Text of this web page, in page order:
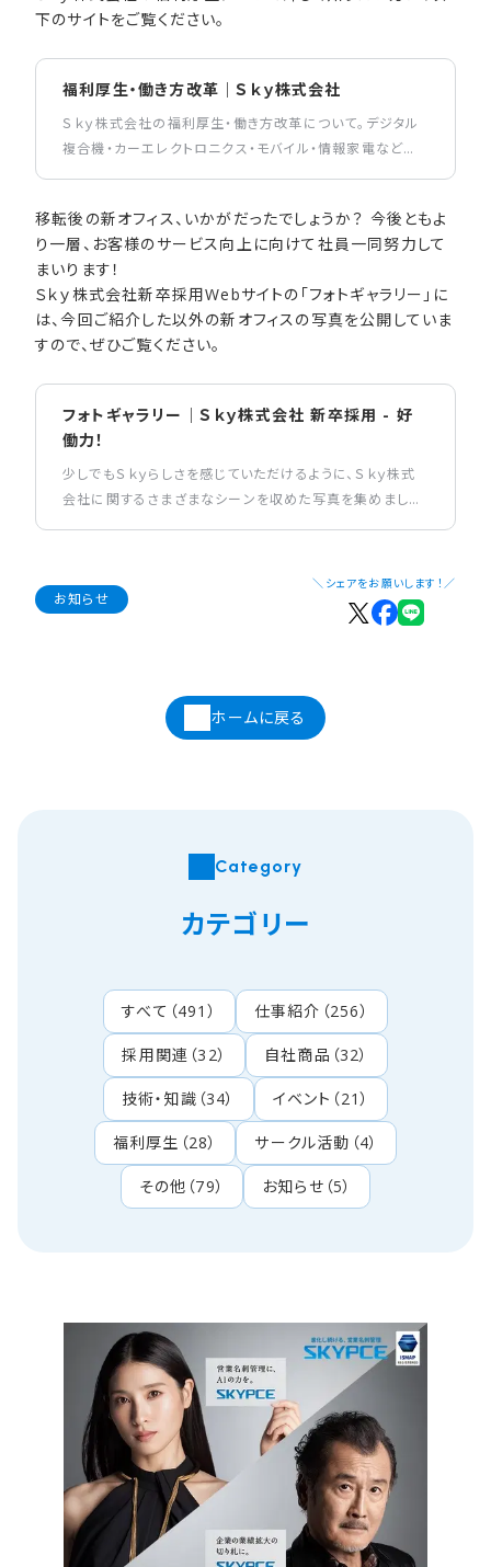
下のサイトをご覧ください。
福利厚生・働き方改革｜Ｓｋｙ株式会社
Ｓｋｙ株式会社の福利厚生・働き方改革について。デジタル
複合機・カーエレクトロニクス・モバイル・情報家電などの
移転後の新オフィス、いかがだったでしょうか？ 今後ともよ
り一層、お客様のサービス向上に向けて社員一同努力して
まいります！
Ｓｋｙ株式会社新卒採用Webサイトの「フォトギャラリー」に
は、今回ご紹介した以外の新オフィスの写真を公開していま
すので、ぜひご覧ください。
フォトギャラリー｜Ｓｋｙ株式会社 新卒採用 - 好
働力！
少しでもＳｋｙらしさを感じていただけるように、Ｓｋｙ株式
会社に関するさまざまなシーンを収めた写真を集めまし
お知らせ
＼シェアをお願いします！／
ホームに戻る
Category
カテゴリー
すべて （491） 仕事紹介 （256）
採用関連 （32） 自社商品 （32）
技術・知識 （34） イベント （21）
福利厚生 （28） サークル活動 （4）
その他 （79） お知らせ （5）